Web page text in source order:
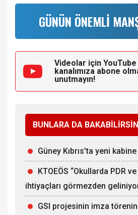
GÜNÜN ÖNEMLİ
Videolar için YouTube
kanalımıza abone
unutmayın!
BUNLARA DA
Güney Kıbrıs’ta yeni
KTOEÖS “Okullarda PDR
ihtiyaçları görmezden
GSI projesinin imza